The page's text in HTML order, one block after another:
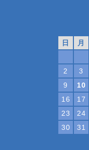
日 月
2
3
9
10
16
17
23
24
30
31